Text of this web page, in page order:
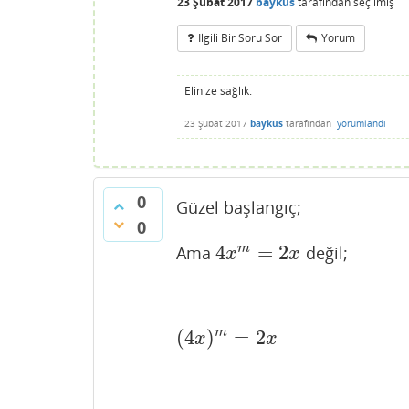
Ilgili Bir Soru Sor Yorum
Elinize sağlık.
23 Şubat 2017 baykus tarafından yorumlandı
0
0
Güzel başlangıç;
Ama 4xm = 2x
4xm= 2x değil;
(4x)m = 2x
(4x)m=2 x